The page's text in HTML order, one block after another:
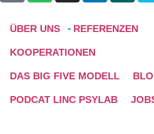
ÜBER UNS REFERENZEN
KOOPERATIONEN
DAS BIG FIVE MODELL
PODCAT LINC PSYLAB